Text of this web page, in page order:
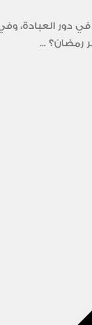
العبادة، وفي
رمضان؟ ...